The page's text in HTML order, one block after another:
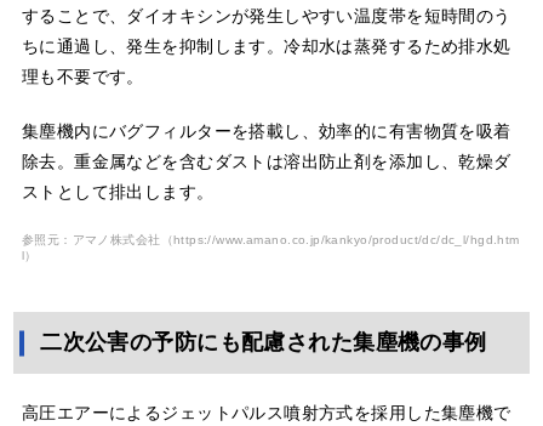
することで、ダイオキシンが発生しやすい温度帯を短時間のう
ちに通過し、発生を抑制します。冷却水は蒸発するため排水処
理も不要です。
集塵機内にバグフィルターを搭載し、効率的に有害物質を吸着
除去。重金属などを含むダストは溶出防止剤を添加し、乾燥ダ
ストとして排出します。
参照元：アマノ株式会社（https://www.amano.co.jp/kankyo/product/dc/dc_l/hgd.htm
l）
二次公害の予防にも配慮された集塵機の事例
高圧エアーによるジェットパルス噴射方式を採用した集塵機で